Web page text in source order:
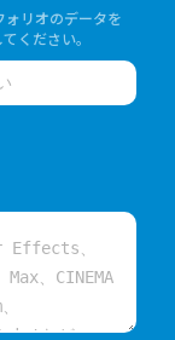
リオのデータを
ください。